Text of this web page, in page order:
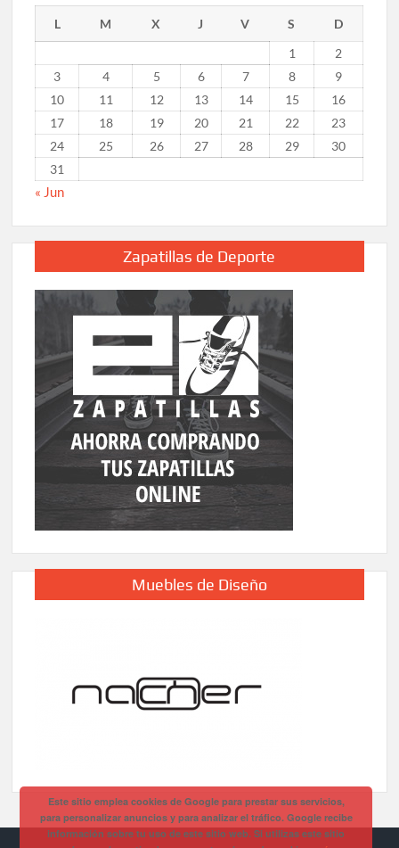
L M X J V S
D
1
2
3
4 5 6 7 8
9
10
11 12 13 14 15
16
17
18 19 20 21 22
23
24
25 26 27 28 29
30
31
« Jun
Zapatillas de Deporte
Muebles de Diseño
Este sitio emplea cookies de Google para prestar sus servicios,
para personalizar anuncios y para analizar el tráfico. Google recibe
información sobre tu uso de este sitio web. Si utilizas este sitio